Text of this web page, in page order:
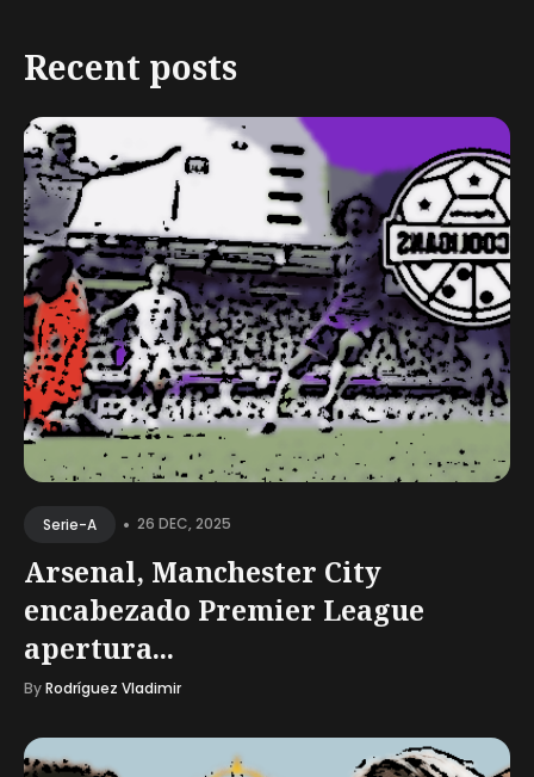
Recent posts
Serie-A • 26 DEC, 2025
Arsenal, Manchester City
encabezado Premier League
apertura...
ByRodríguez Vladimir